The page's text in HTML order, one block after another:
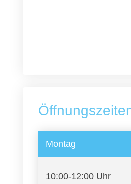
Montag
10:00-12:00 Uhr